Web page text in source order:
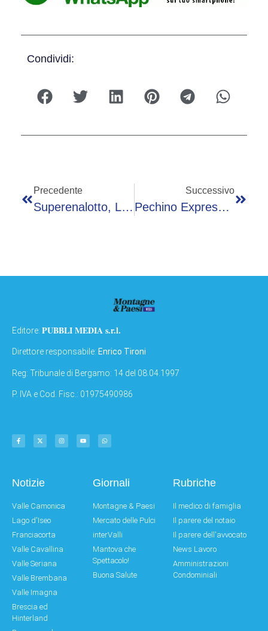
Condividi:
Precedente
Superenalotto, La Combinazione Vincente Di Oggi 14 Maggio
Successivo
Pechino Express, Vince La Coppia De ‘I Raccomnadati’: Il Trionfo Di Chanel Totti E Filippo Laurino
Editore: PUBBLI MEDIA s.r.l.
Direttore responsabile: Enrico Tironi
Reg: Tribunale di Bergamo: 14 del 08.04.1997
P. IVA e Cod. Fisc.: 01975490986
Notizie
Valle Camonica
Lago d'Iseo
Franciacorta
Valle Cavallina
Valle Seriana
Valle Brembana
Valle Imagna
Brescia ed
Hinterland
Giornali
Montagne & Paesi
Mercato delle Pulci
interValli
Mantova che
Spettacolo!
Buona Salute
Rubriche
Il medico di famiglia
Il parere del notaio
Il parere dell'avvocato
News Lavoro
Amministrazioni
Condominiali